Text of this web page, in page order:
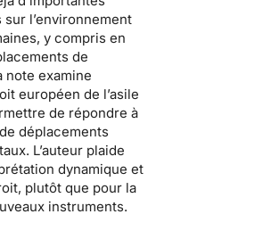
l’environnement
y compris en
de
note examine
européen de l’asile
de répondre à
déplacements
L’auteur plaide
dynamique et
plutôt que pour la
instruments.